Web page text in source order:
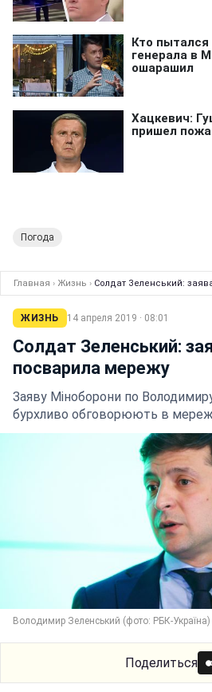
Погода
Главная › Жизнь › Солдат Зеленський:
ЖИЗНЬ 14 апреля 2019 · 08:01
Солдат Зеленський:
посварила мережу
Заяву Міноборони по
бурхливо обговорюють в
Володимир Зеленський (фото: РБК-Україна)
Поделиться